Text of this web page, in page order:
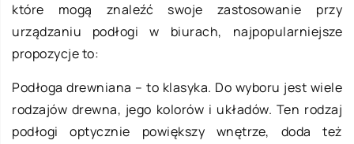
które mogą znaleźć swoje zastosowanie przy
urządzaniu podłogi w biurach, najpopularniejsze
propozycje to:
Podłoga drewniana – to klasyka. Do wyboru jest wiele
rodzajów drewna, jego kolorów i układów. Ten rodzaj
podłogi optycznie powiększy wnętrze, doda też